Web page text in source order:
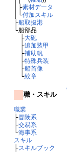
│├素材データ
│└付加スキル
├船取扱港
└船部品
├大砲
├追加装甲
├補助帆
├特殊兵装
├船首像
└紋章
↑
職・スキル
職業
├冒険系
├交易系
└海事系
スキル
├スキルブック